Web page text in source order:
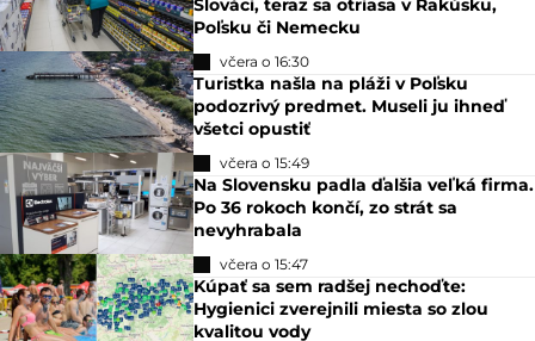
Poľsku či Nemecku
včera o 16:30
Turistka našla na pláži v Poľsku
podozrivý predmet. Museli ju ihneď
všetci opustiť
včera o 15:49
Na Slovensku padla ďalšia veľká firma.
Po 36 rokoch končí, zo strát sa
nevyhrabala
včera o 15:47
Kúpať sa sem radšej nechoďte:
Hygienici zverejnili miesta so zlou
kvalitou vody